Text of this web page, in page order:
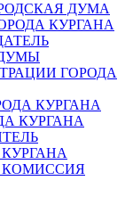
ДУМА
КУРГАНА
ГОРОДА
КУРГАНА
КУРГАНА
КОМИССИЯ